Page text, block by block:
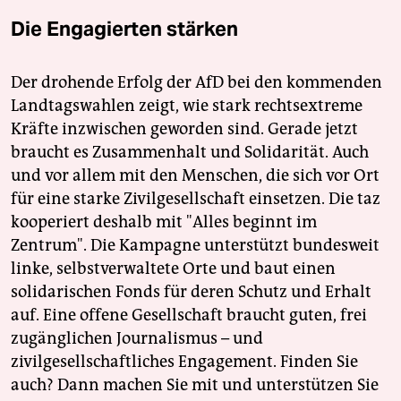
Die Engagierten stärken
Der drohende Erfolg der AfD bei den kommenden
Landtagswahlen zeigt, wie stark rechtsextreme
Kräfte inzwischen geworden sind. Gerade jetzt
braucht es Zusammenhalt und Solidarität. Auch
und vor allem mit den Menschen, die sich vor Ort
für eine starke Zivilgesellschaft einsetzen. Die taz
kooperiert deshalb mit "Alles beginnt im
Zentrum". Die Kampagne unterstützt bundesweit
linke, selbstverwaltete Orte und baut einen
solidarischen Fonds für deren Schutz und Erhalt
auf. Eine offene Gesellschaft braucht guten, frei
zugänglichen Journalismus – und
zivilgesellschaftliches Engagement. Finden Sie
auch? Dann machen Sie mit und unterstützen Sie